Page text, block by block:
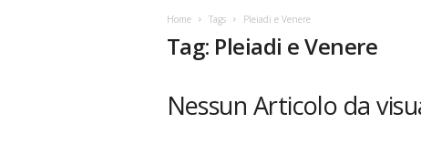
m
t
Home Tags Pleiadi e Venere
Tag: Pleiadi e Venere
Nessun Articolo da